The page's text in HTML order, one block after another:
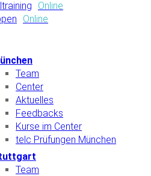
Online
Online
Team
Center
Aktuelles
Feedbacks
Kurse im Center
telc Prüfungen München
Team